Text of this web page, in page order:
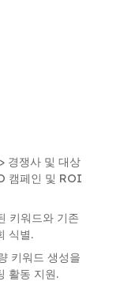
경쟁사 및 대상
캠페인 및 ROI
키워드와 기존
식별.
키워드 생성을
활동 지원.